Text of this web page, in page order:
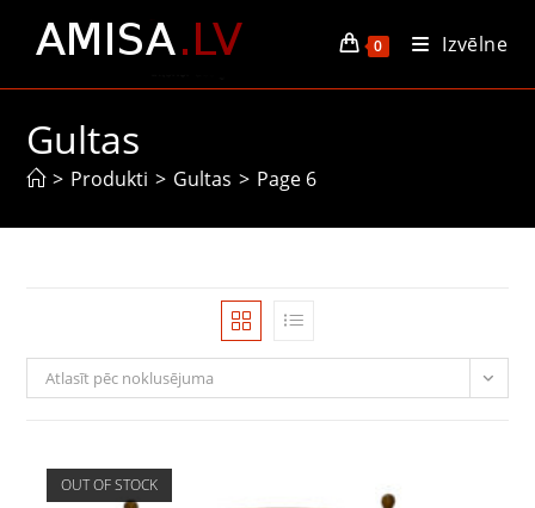
0 Izvēlne
Gultas
> Produkti > Gultas > Page 6
Atlasīt pēc noklusējuma
OUT OF STOCK